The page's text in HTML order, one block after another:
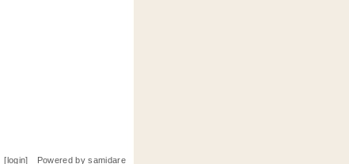
[login] Powered bysamidare